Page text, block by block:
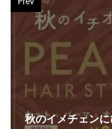
秋のイメチェン